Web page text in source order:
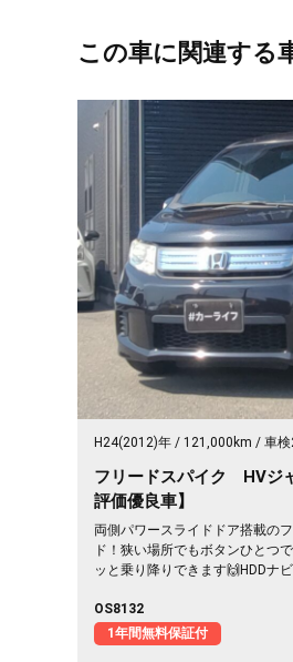
この車に関連する
H24(2012)年 121,000km 車
フリードスパイク HVジ
評価優良車】
両側パワースライドドア搭載の
ド！狭い場所でもボタンひとつ
ッと乗り降りできます🙌HDDナ
床フルフラットで車中泊やアウ
ザーシートが移動をワンランク
24100円〜で手が届きます。じ
OS8132
1年間無料保証付